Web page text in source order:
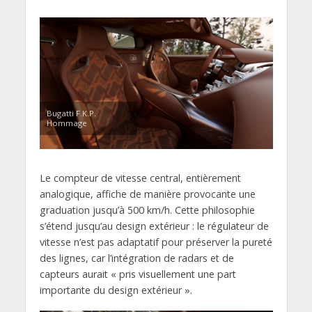
Bugatti F.K.P.
Hommage
Le compteur de vitesse central, entièrement
analogique, affiche de manière provocante une
graduation jusqu’à 500 km/h. Cette philosophie
s’étend jusqu’au design extérieur : le régulateur de
vitesse n’est pas adaptatif pour préserver la pureté
des lignes, car l’intégration de radars et de
capteurs aurait « pris visuellement une part
importante du design extérieur ».